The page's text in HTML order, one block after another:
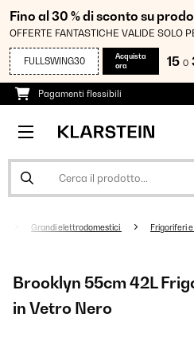
Fino al 30 % di sconto su
OFFERTE FANTASTICHE VALIDE SOLO
FULLSWING30
Acquista
ora
15 O
Pagamenti flessibili
Grandi elettrodomestici Frigoriferi
Brooklyn 55cm 42L
in Vetro Nero